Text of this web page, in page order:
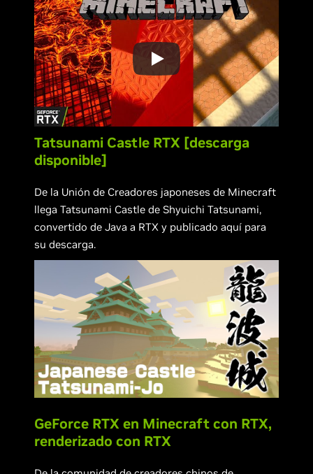
Tatsunami Castle RTX [descarga
disponible]
De la Unión de Creadores japoneses de Minecraft
llega Tatsunami Castle de Shyuichi Tatsunami,
convertido de Java a RTX y publicado aquí para
su descarga.
GeForce RTX en Minecraft con RTX,
renderizado con RTX